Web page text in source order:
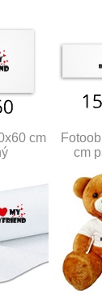
cm
cm